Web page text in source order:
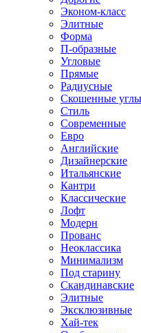
Эконом-класс
Элитные
Форма
П-образные
Угловые
Прямые
Радиусные
Скошенные углы
Стиль
Современные
Евро
Английские
Дизайнерские
Итальянские
Кантри
Классические
Лофт
Модерн
Прованс
Неоклассика
Минимализм
Под старину
Скандинавские
Элитные
Эксклюзивные
Хай-тек